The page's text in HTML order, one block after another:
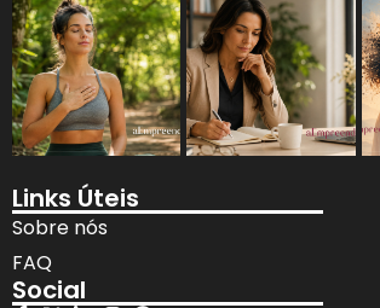
Links Úteis
Sobre nós
FAQ
Social